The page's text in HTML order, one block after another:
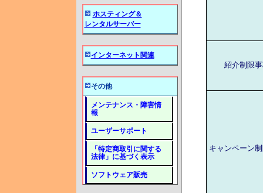
紹介制限
キャンペーン
ホスティング＆
レンタルサーバー
インターネット関連
その他
メンテナンス・障害情
報
ユーザーサポート
「特定商取引に関する
法律」に基づく表示
ソフトウェア販売